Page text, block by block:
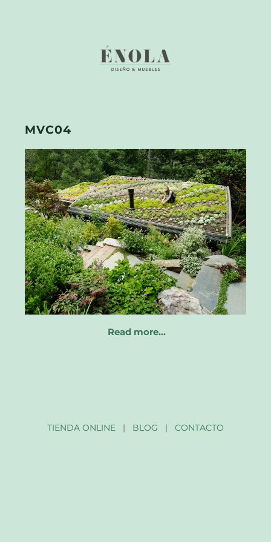
MVC04
Read more…
TIENDA ONLINE| BLOG | CONTACTO